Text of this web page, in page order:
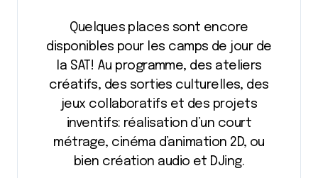
Quelques places sont encore
disponibles pour les camps de jour de
la SAT! Au programme, des ateliers
créatifs, des sorties culturelles, des
jeux collaboratifs et des projets
inventifs: réalisation d’un court
métrage, cinéma d’animation 2D, ou
bien création audio et DJing.